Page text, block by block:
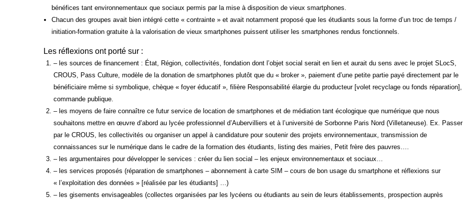
bénéfices tant environnementaux que sociaux permis par la mise à disposition de vieux smartphones.
Chacun des groupes avait bien intégré cette « contrainte » et avait notamment proposé que les étudiants sous la forme d’un troc de temps /
initiation-formation gratuite à la valorisation de vieux smartphones puissent utiliser les smartphones rendus fonctionnels.
Les réflexions ont porté sur :
– les sources de financement : État, Région, collectivités, fondation dont l’objet social serait en lien et aurait du sens avec le projet SLocS,
CROUS, Pass Culture, modèle de la donation de smartphones plutôt que du « broker », paiement d’une petite partie payé directement par le
bénéficiaire même si symbolique, chèque « foyer éducatif », filière Responsabilité élargie du producteur [volet recyclage ou fonds réparation],
commande publique.
– les moyens de faire connaître ce futur service de location de smartphones et de médiation tant écologique que numérique que nous
souhaitons mettre en œuvre d’abord au lycée professionnel d’Aubervilliers et à l’université de Sorbonne Paris Nord (Villetaneuse). Ex. Passer
par le CROUS, les collectivités ou organiser un appel à candidature pour soutenir des projets environnementaux, transmission de
connaissances sur le numérique dans le cadre de la formation des étudiants, listing des mairies, Petit frère des pauvres….
– les argumentaires pour développer le services : créer du lien social – les enjeux environnementaux et sociaux…
– les services proposés (réparation de smartphones – abonnement à carte SIM – cours de bon usage du smartphone et réflexions sur
« l’exploitation des données » [réalisée par les étudiants] …)
– les gisements envisageables (collectes organisées par les lycéens ou étudiants au sein de leurs établissements, prospection auprès